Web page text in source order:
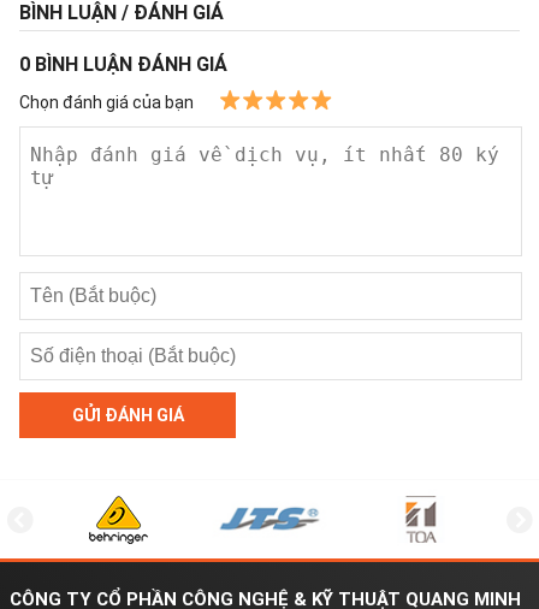
BÌNH LUẬN / ĐÁNH GIÁ
0 BÌNH LUẬN ĐÁNH GIÁ
Chọn đánh giá của bạn
GỬI ĐÁNH GIÁ
CÔNG TY CỔ PHẦN CÔNG NGHỆ & KỸ THUẬT QUANG MINH